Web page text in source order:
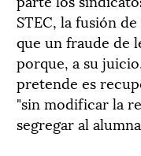
STEC, la fusión
que un fraude de
porque, a su
pretende es
"sin modificar la
segregar al